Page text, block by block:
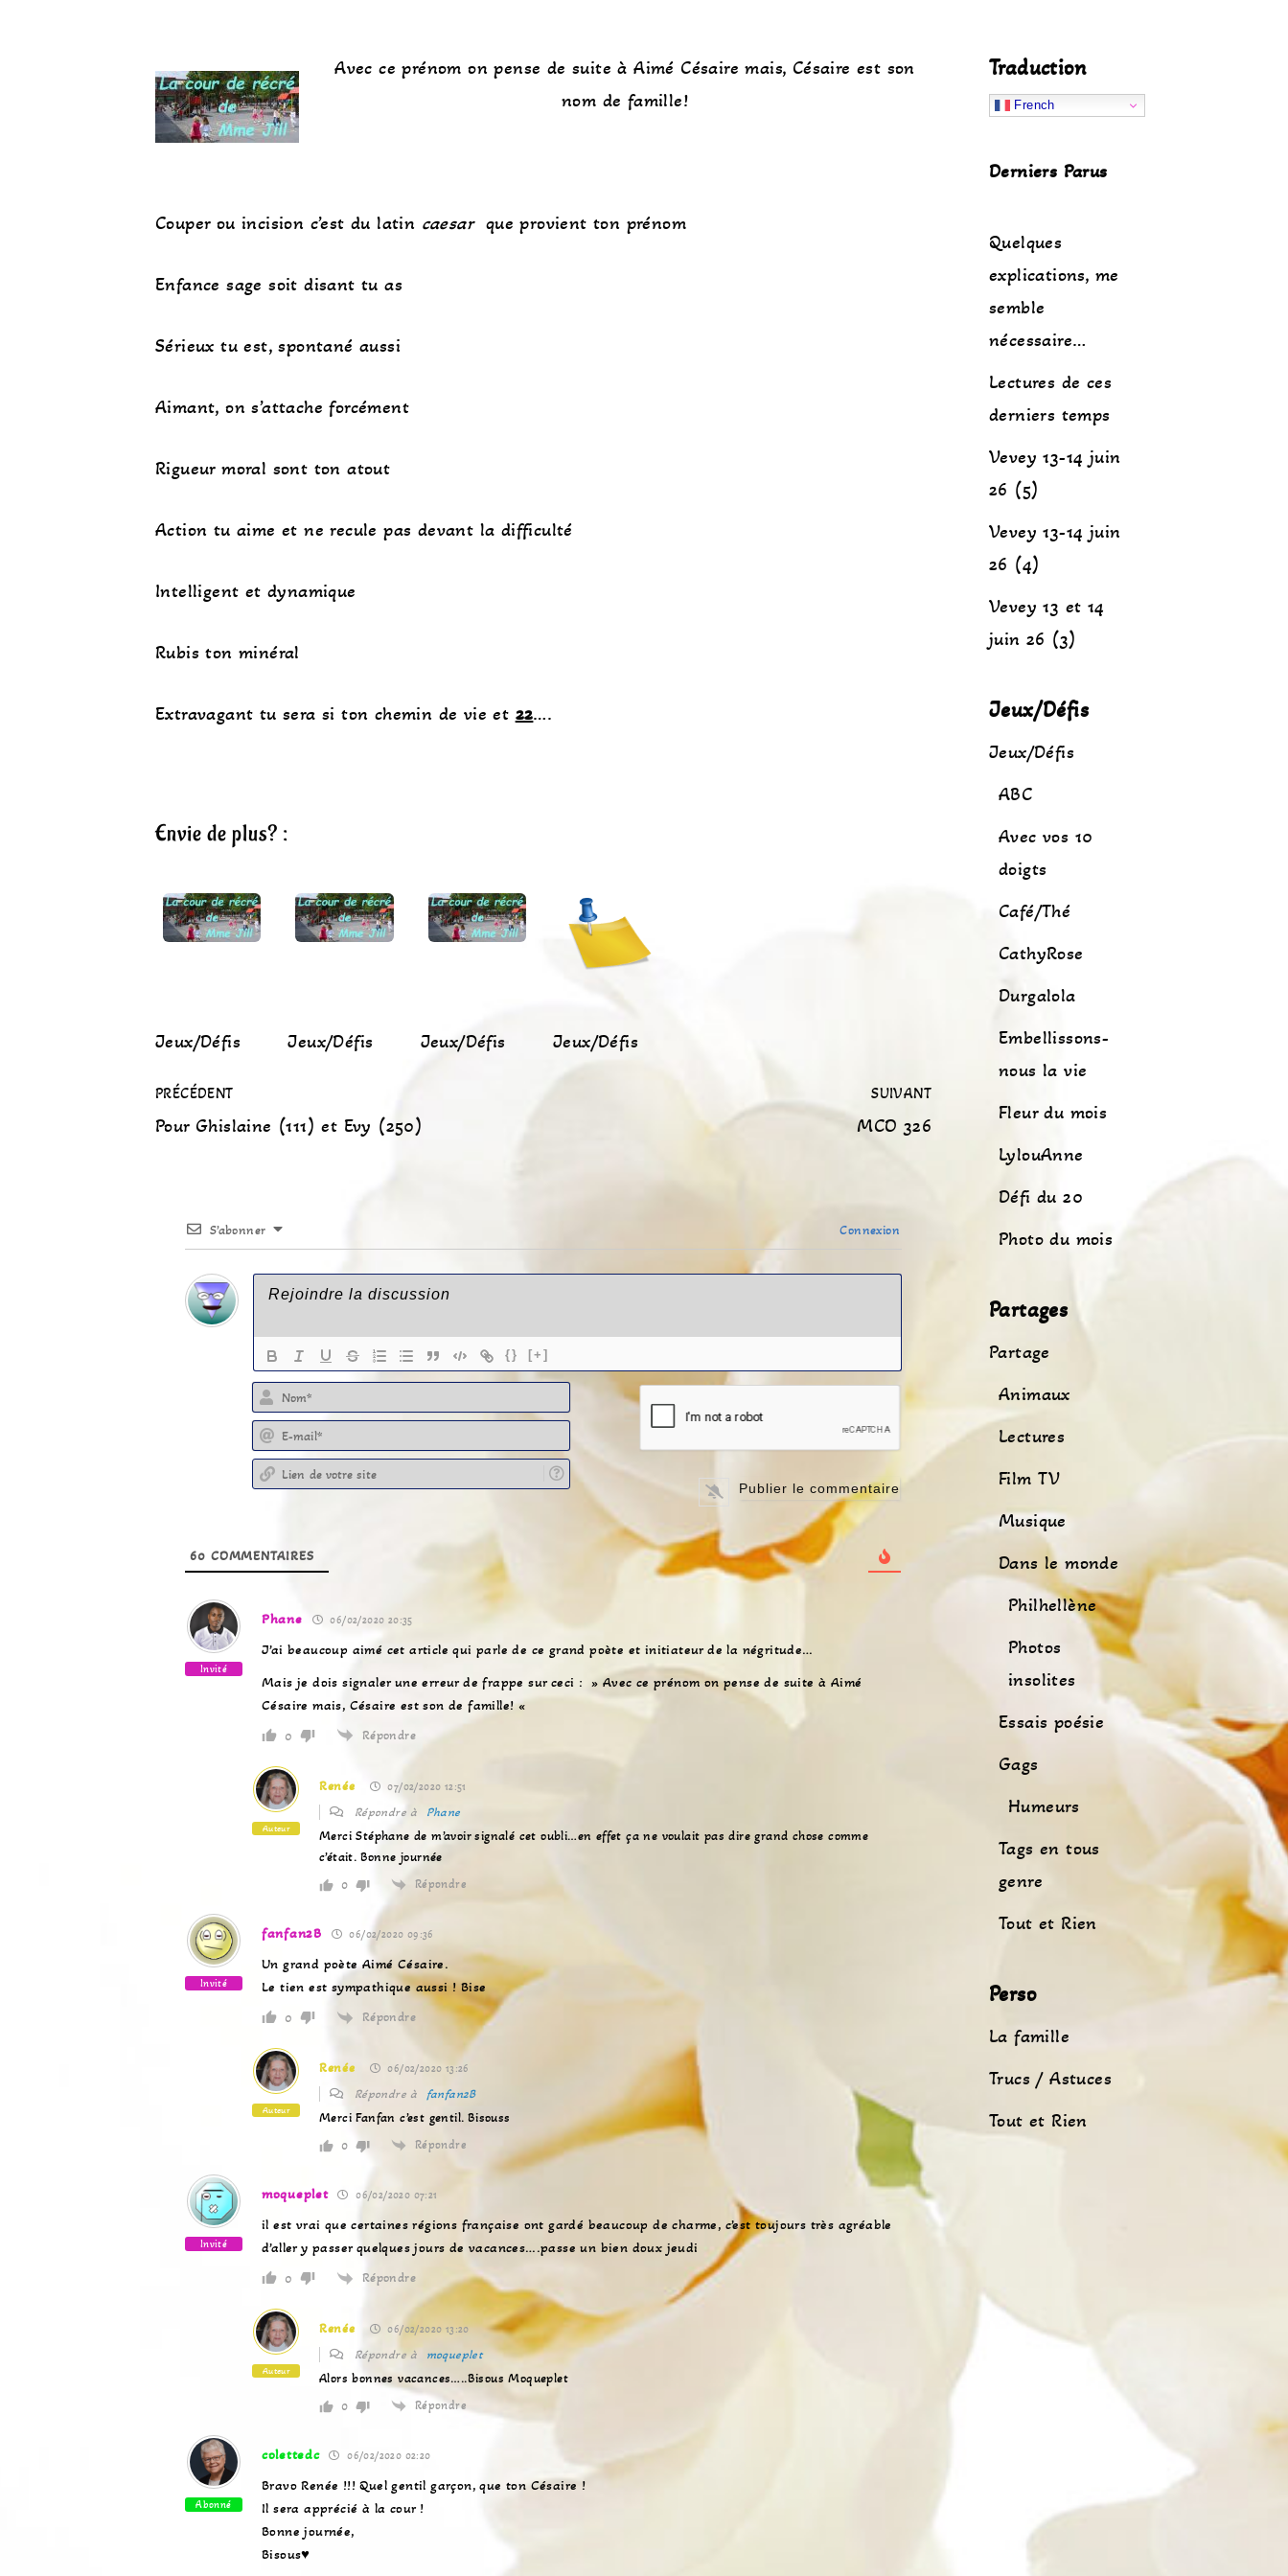
Avec ce prénom on pense de suite à Aimé Césaire mais, Césaire est son
nom de famille!
Couper ou incision c’est du latin caesarque provient ton prénom
Enfance sage soit disant tu as
Sérieux tu est, spontané aussi
Aimant, on s’attache forcément
Rigueur moral sont ton atout
Action tu aime et ne recule pas devant la difficulté
Intelligent et dynamique
Rubis ton minéral
Extravagant tu sera si ton chemin de vie et 22….
Envie de plus? :
Jeux/Défis Jeux/Défis Jeux/Défis Jeux/Défis
PRÉCÉDENT
Pour Ghislaine (111) et Evy (250)
SUIVANT
MCO 326
S’abonner Connexion
{} [+]
o
*-
a
L
i
t
r
s
60 COMMENTAIRES
Invité
Phane 06/02/2020 20:35
J’ai beaucoup aimé cet article qui parle de ce grand poète et initiateur de la négritude…
Mais je dois signaler une erreur de frappe sur ceci : » Avec ce prénom on pense de suite à Aimé
Césaire mais, Césaire est son de famille! «
0 Répondre
Auteur
Renée 07/02/2020 12:51
Répondre à Phane
Merci Stéphane de m’avoir signalé cet oubli…en effet ça ne voulait pas dire grand chose comme
c’était. Bonne journée
0 Répondre
Invité
fanfan2B 06/02/2020 09:36
Un grand poète Aimé Césaire.
Le tien est sympathique aussi ! Bise
0 Répondre
Auteur
Renée 06/02/2020 13:26
Répondre à fanfan2B
Merci Fanfan c’est gentil. Bisouss
0 Répondre
Invité
moqueplet 06/02/2020 07:21
il est vrai que certaines régions française ont gardé beaucoup de charme, c’est toujours très agréable
d’aller y passer quelques jours de vacances….passe un bien doux jeudi
0 Répondre
Auteur
Renée 06/02/2020 13:20
Répondre à moqueplet
Alors bonnes vacances…..Bisous Moqueplet
0 Répondre
Abonné
colettedc 06/02/2020 02:20
Bravo Renée !!! Quel gentil garçon, que ton Césaire !
Il sera apprécié à la cour !
Bonne journée,
Bisous♥
Traduction
French
Derniers Parus
Quelques
explications, me
semble
nécessaire…
Lectures de ces
derniers temps
Vevey 13-14 juin
26 (5)
Vevey 13-14 juin
26 (4)
Vevey 13 et 14
juin 26 (3)
Jeux/Défis
Jeux/Défis
ABC
Avec vos 10
doigts
Café/Thé
CathyRose
Durgalola
Embellissons-
nous la vie
Fleur du mois
LylouAnne
Défi du 20
Photo du mois
Partages
Partage
Animaux
Lectures
Film TV
Musique
Dans le monde
Philhellène
Photos
insolites
Essais poésie
Gags
Humeurs
Tags en tous
genre
Tout et Rien
Perso
La famille
Trucs / Astuces
Tout et Rien